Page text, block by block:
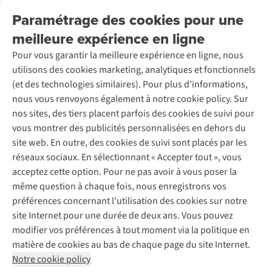
Paramétrage des cookies pour une
meilleure expérience en ligne
Pour vous garantir la meilleure expérience en ligne, nous
utilisons des cookies marketing, analytiques et fonctionnels
(et des technologies similaires). Pour plus d'informations,
nous vous renvoyons également à notre cookie policy. Sur
nos sites, des tiers placent parfois des cookies de suivi pour
vous montrer des publicités personnalisées en dehors du
site web. En outre, des cookies de suivi sont placés par les
réseaux sociaux. En sélectionnant « Accepter tout », vous
acceptez cette option. Pour ne pas avoir à vous poser la
même question à chaque fois, nous enregistrons vos
préférences concernant l’utilisation des cookies sur notre
site Internet pour une durée de deux ans. Vous pouvez
modifier vos préférences à tout moment via la politique en
matière de cookies au bas de chaque page du site Internet.
Notre cookie policy
Rétractation d'une commande
Entretien & réparations
Garantie
Contactez-nous
À propos d’Ayacucho
Nos magasins
À propos d’A.S.Adventure
Déclaration d'accessibilité
Location / Location sports d’hiver
Entretien de ski
Service de lavage
Entretien de chaussures
Réparation de chaussures
Réparation de vêtements
Retouches
Pour les entreprises
Découvrez
A.S.Magazine
Explore Camp
Gear Check
Expertise & conseils
Abonnez-vous à la newsletter
Suivez-nous
Mentions légales
Politique de confidentialité
Conditions générales
Cookie Policy
AS Adventure Luxemburg SA,